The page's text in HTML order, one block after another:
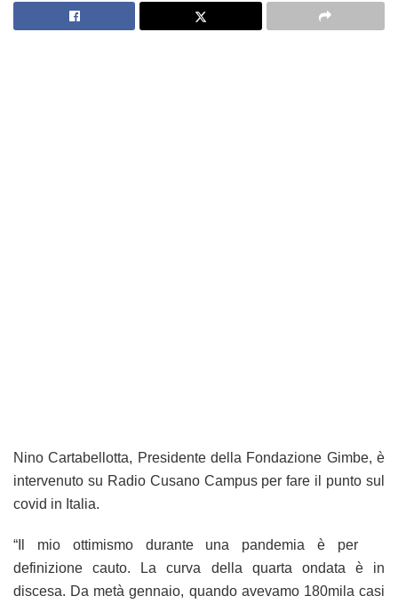
Nino Cartabellotta, Presidente della Fondazione Gimbe, è
intervenuto su Radio Cusano Campus per fare il punto sul
covid in Italia.
“Il mio ottimismo durante una pandemia è per
definizione cauto. La curva della quarta ondata è in
discesa. Da metà gennaio, quando avevamo 180mila casi